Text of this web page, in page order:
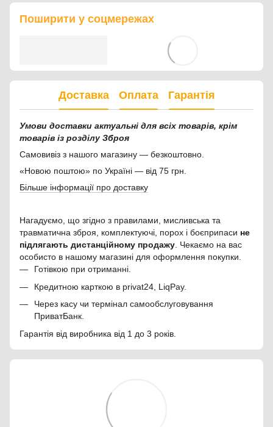
Поширити у соцмережах
Доставка Оплата Гарантія
Умови доставки актуальні для всіх товарів, крім
товарів із розділу Зброя
Самовивіз з нашого магазину — безкоштовно.
«Новою поштою» по Україні — від 75 грн.
Більше інформації про доставку
Нагадуємо, що згідно з правилами, мисливська та
травматична зброя, комплектуючі, порох і боєприпаси не
підлягають дистанційному продажу. Чекаємо на вас
особисто в нашому магазині для оформлення покупки.
Готівкою при отриманні.
Кредитною карткою в privat24, LiqPay.
Через касу чи термінал самообслуговування
ПриватБанк.
Гарантія від виробника від 1 до 3 років.